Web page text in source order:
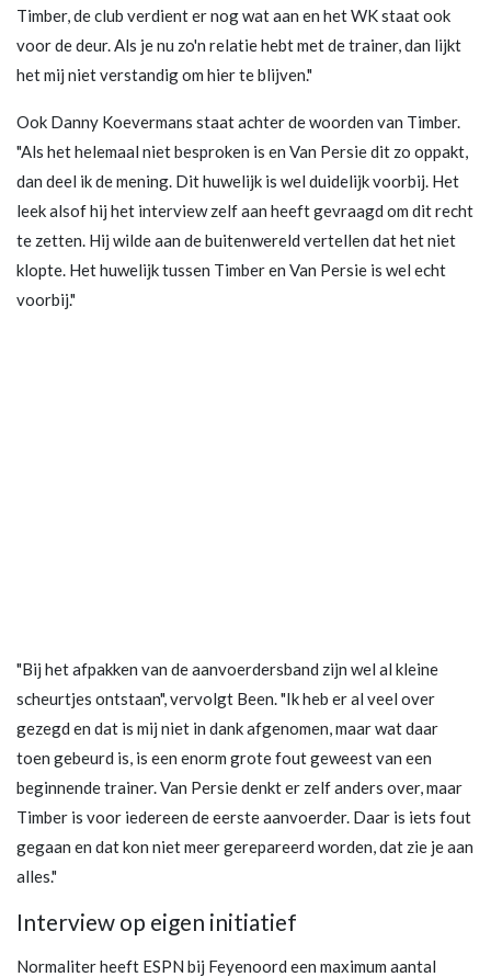
Timber, de club verdient er nog wat aan en het WK staat ook
voor de deur. Als je nu zo'n relatie hebt met de trainer, dan lijkt
het mij niet verstandig om hier te blijven."
Ook Danny Koevermans staat achter de woorden van Timber.
"Als het helemaal niet besproken is en Van Persie dit zo oppakt,
dan deel ik de mening. Dit huwelijk is wel duidelijk voorbij. Het
leek alsof hij het interview zelf aan heeft gevraagd om dit recht
te zetten. Hij wilde aan de buitenwereld vertellen dat het niet
klopte. Het huwelijk tussen Timber en Van Persie is wel echt
voorbij."
"Bij het afpakken van de aanvoerdersband zijn wel al kleine
scheurtjes ontstaan", vervolgt Been. "Ik heb er al veel over
gezegd en dat is mij niet in dank afgenomen, maar wat daar
toen gebeurd is, is een enorm grote fout geweest van een
beginnende trainer. Van Persie denkt er zelf anders over, maar
Timber is voor iedereen de eerste aanvoerder. Daar is iets fout
gegaan en dat kon niet meer gerepareerd worden, dat zie je aan
alles."
Interview op eigen initiatief
Normaliter heeft ESPN bij Feyenoord een maximum aantal